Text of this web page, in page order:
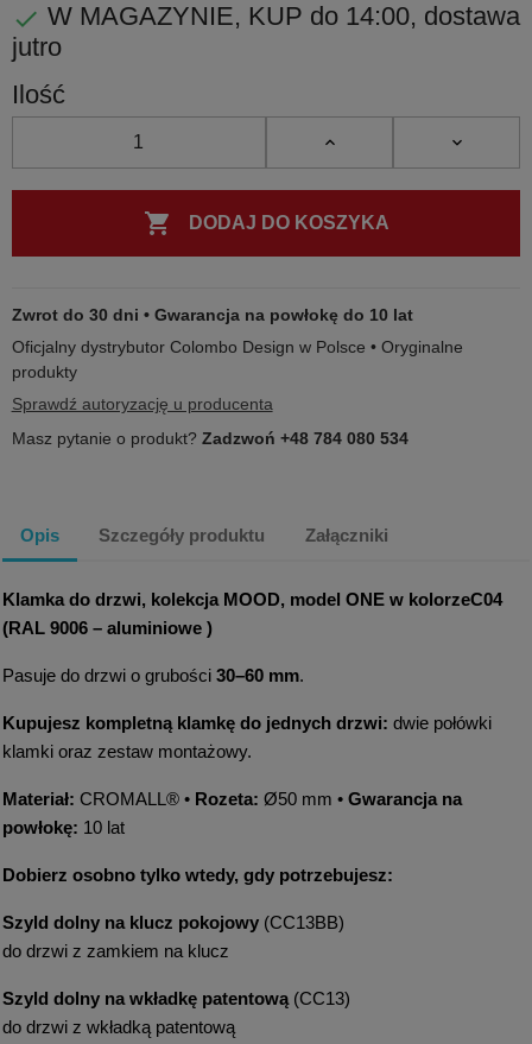
aluminiowe
 W MAGAZYNIE, KUP do 14:00, dostawa
jutro
Ilość
 DODAJ DO KOSZYKA
Zwrot do 30 dni • Gwarancja na powłokę do 10 lat
Oficjalny dystrybutor Colombo Design w Polsce • Oryginalne
produkty
Sprawdź autoryzację u producenta
Masz pytanie o produkt? Zadzwoń +48 784 080 534
Opis Szczegóły produktu Załączniki
Klamka do drzwi, kolekcja MOOD, model ONE w kolorzeC04
(RAL 9006 – aluminiowe )
Pasuje do drzwi o grubości30–60 mm.
Kupujesz kompletną klamkę do jednych drzwi: dwie połówki
klamki oraz zestaw montażowy.
Materiał: CROMALL® • Rozeta: Ø50 mm •Gwarancja na
powłokę: 10 lat
Dobierz osobno tylko wtedy, gdy potrzebujesz:
Szyld dolny na klucz pokojowy (CC13BB)
do drzwi z zamkiem na klucz
Szyld dolny na wkładkę patentową(CC13)
do drzwi z wkładką patentową